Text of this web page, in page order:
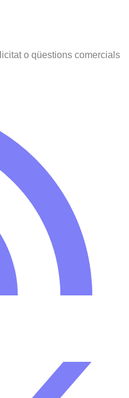
o qüestions comercials